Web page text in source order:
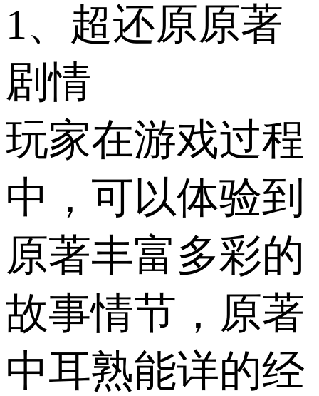
1、超还原原著
剧情
玩家在游戏过程
中，可以体验到
原著丰富多彩的
故事情节，原著
中耳熟能详的经